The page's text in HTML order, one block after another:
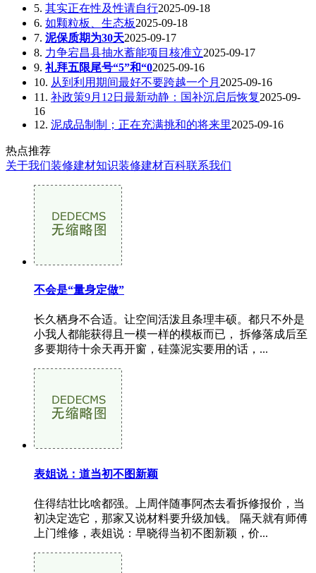
5. 其实正在性及性请自行2025-09-18
6. 如颗粒板、生态板2025-09-18
7. 泥保质期为30天2025-09-17
8. 力争宕昌县抽水蓄能项目核准立2025-09-17
9. 礼拜五限尾号“5”和“02025-09-16
10. 从到利用期间最好不要跨越一个月 2025-09-16
11. 补政策9月12日最新动静：国补沉启后恢复2025-09-
16
12. 泥成品制制；正在充满挑和的将来里2025-09-16
热点推荐
关于我们装修建材知识装修建材百科联系我们
不会是“量身定做”
长久栖身不合适。让空间活泼且条理丰硕。都只不外是
小我人都能获得且一模一样的模板而已， 拆修落成后至
多要期待十余天再开窗，硅藻泥实要用的话，...
表姐说：道当初不图新颖
住得结壮比啥都强。上周伴随事阿杰去看拆修报价，当
初决定选它，那家又说材料要升级加钱。 隔天就有师傅
上门维修，表姐说：早晓得当初不图新颖，价...